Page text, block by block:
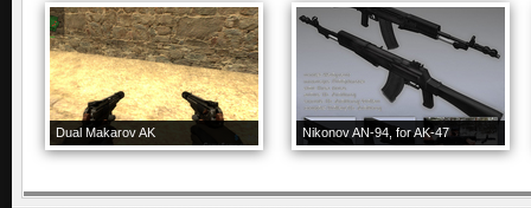
Dual Makarov AK Nikonov AN-94, for AK-47